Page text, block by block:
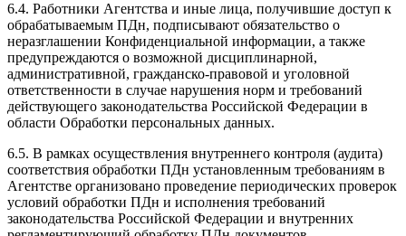
6.4. Работники Агентства и иные лица, получившие доступ к
обрабатываемым ПДн, подписывают обязательство о
неразглашении Конфиденциальной информации, а также
предупреждаются о возможной дисциплинарной,
административной, гражданско-правовой и уголовной
ответственности в случае нарушения норм и требований
действующего законодательства Российской Федерации в
области Обработки персональных данных.
6.5. В рамках осуществления внутреннего контроля (аудита)
соответствия обработки ПДн установленным требованиям в
Агентстве организовано проведение периодических проверок
условий обработки ПДн и исполнения требований
законодательства Российской Федерации и внутренних